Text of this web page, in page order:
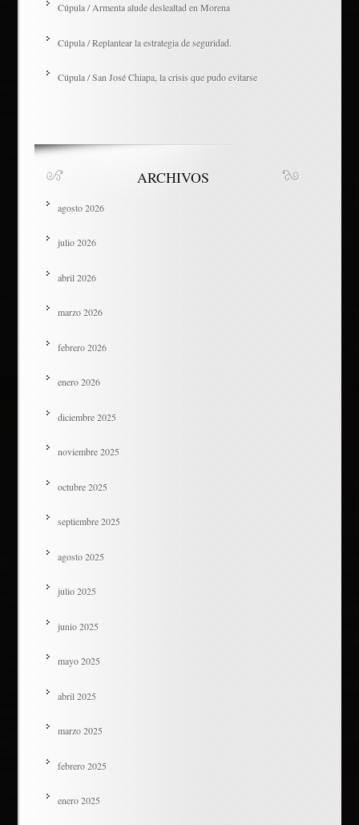
Cúpula / Armenta alude deslealtad en Morena
Cúpula / Replantear la estrategia de seguridad.
Cúpula / San José Chiapa, la crisis que pudo evitarse
ARCHIVOS
agosto 2026
julio 2026
abril 2026
marzo 2026
febrero 2026
enero 2026
diciembre 2025
noviembre 2025
octubre 2025
septiembre 2025
agosto 2025
julio 2025
junio 2025
mayo 2025
abril 2025
marzo 2025
febrero 2025
enero 2025